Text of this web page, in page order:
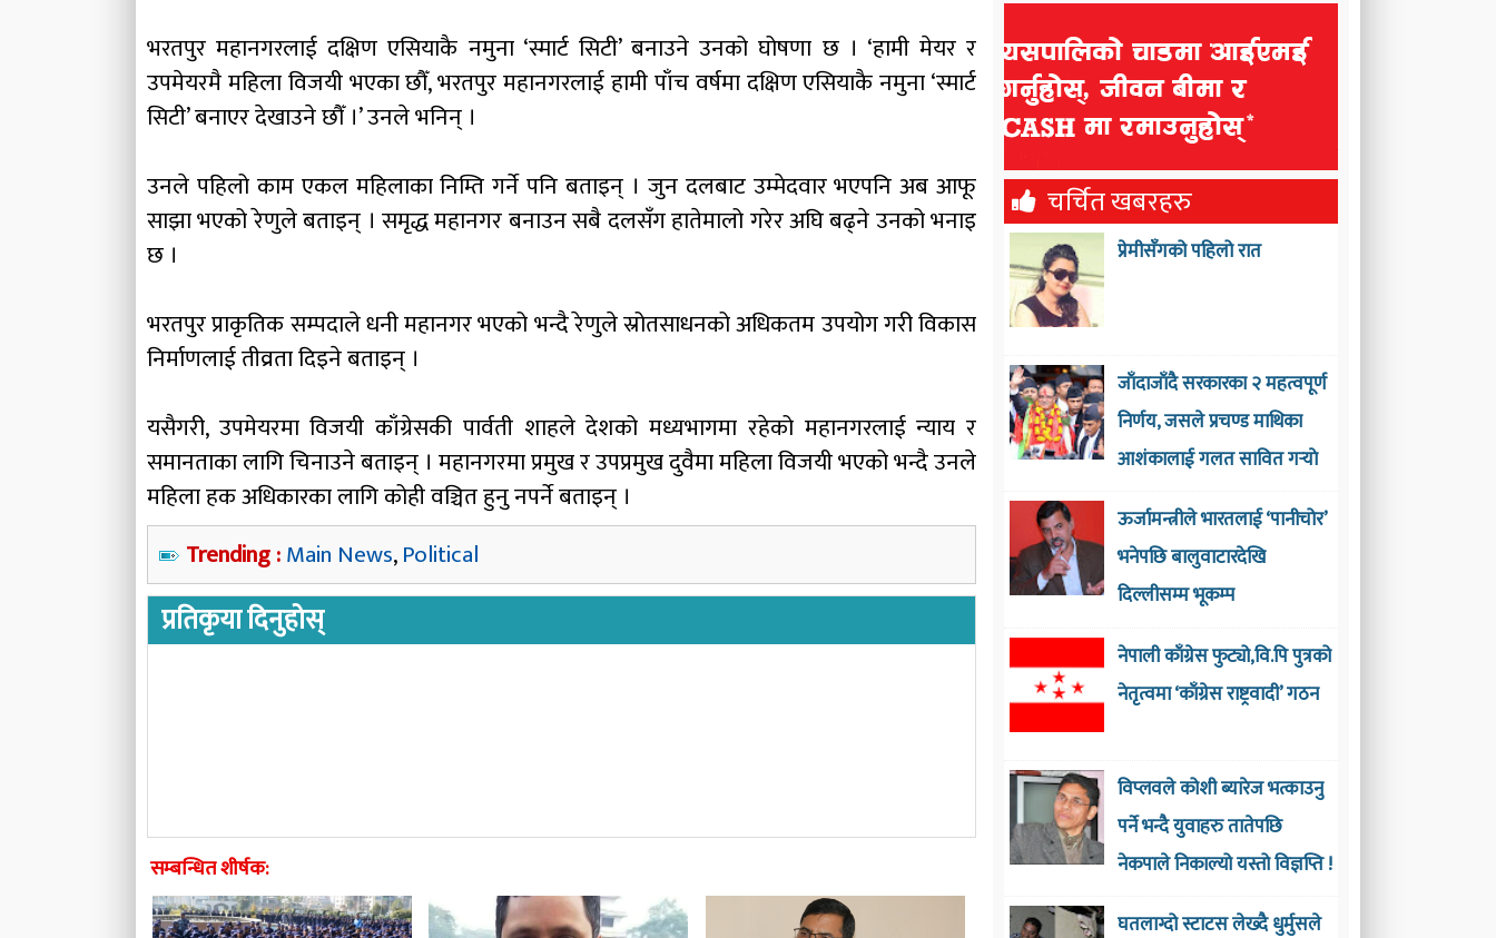
भरतपुर महानगरलाई दक्षिण एसियाकै नमुना ‘स्मार्ट सिटी’ बनाउने उनको घोषणा छ । ‘हामी मेयर र
उपमेयरमै महिला विजयी भएका छौँ, भरतपुर महानगरलाई हामी पाँच वर्षमा दक्षिण एसियाकै नमुना ‘स्मार्ट
सिटी’ बनाएर देखाउने छौँ ।’ उनले भनिन् ।
उनले पहिलो काम एकल महिलाका निम्ति गर्ने पनि बताइन् । जुन दलबाट उम्मेदवार भएपनि अब आफू
साझा भएको रेणुले बताइन् । समृद्ध महानगर बनाउन सबै दलसँग हातेमालो गरेर अघि बढ्ने उनको भनाइ
छ ।
भरतपुर प्राकृतिक सम्पदाले धनी महानगर भएको भन्दै रेणुले स्रोतसाधनको अधिकतम उपयोग गरी विकास
निर्माणलाई तीव्रता दिइने बताइन् ।
यसैगरी, उपमेयरमा विजयी काँग्रेसकी पार्वती शाहले देशको मध्यभागमा रहेको महानगरलाई न्याय र
समानताका लागि चिनाउने बताइन् । महानगरमा प्रमुख र उपप्रमुख दुवैमा महिला विजयी भएको भन्दै उनले
महिला हक अधिकारका लागि कोही वञ्चित हुनु नपर्ने बताइन् ।
Trending :Main News,Political
प्रतिकृया दिनुहोस्
सम्बन्धित शीर्षक:
चर्चित खबरहरु
प्रेमीसँगको पहिलो रात
जाँदाजाँदै सरकारका २ महत्वपूर्ण
निर्णय, जसले प्रचण्ड माथिका
आशंकालाई गलत सावित गर्‍याे
ऊर्जामन्त्रीले भारतलाई ‘पानीचोर’
भनेपछि बालुवाटारदेखि
दिल्लीसम्म भूकम्प
नेपाली काँग्रेस फुट्यो,वि.पि पुत्रको
नेतृत्वमा ‘काँग्रेस राष्ट्रवादी’ गठन
विप्लवले कोशी ब्यारेज भत्काउनु
पर्ने भन्दै युवाहरु तातेपछि
नेकपाले निकाल्यो यस्तो विज्ञप्ति !
घतलाग्दो स्टाटस लेख्दै धुर्मुसले